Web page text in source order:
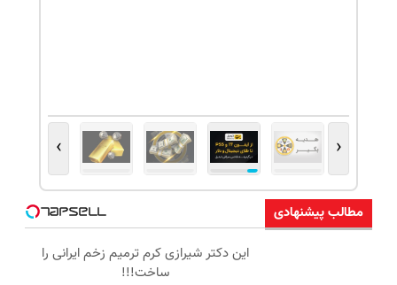
‹
›
مطالب پیشنهادی
این دکتر شیرازی کرم ترمیم زخم ایرانی را
ساخت!!!